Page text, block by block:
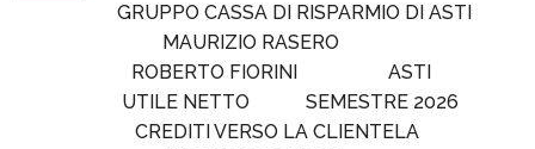
GRUPPO CASSA DI RISPARMIO DI ASTI
MAURIZIO RASERO
ROBERTO FIORINI
ASTI
UTILE NETTO
SEMESTRE 2026
CREDITI VERSO LA CLIENTELA